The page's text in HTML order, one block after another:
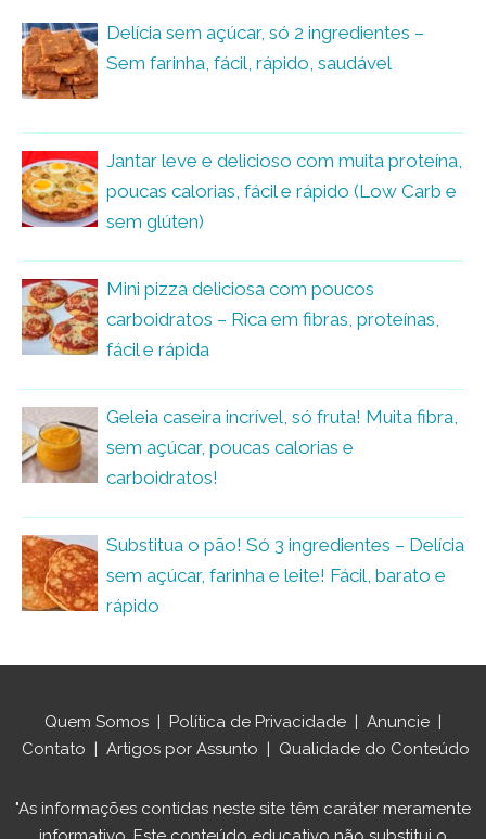
Delícia sem açúcar, só 2 ingredientes –
Sem farinha, fácil, rápido, saudável
Jantar leve e delicioso com muita proteína,
poucas calorias, fácil e rápido (Low Carb e
sem glúten)
Mini pizza deliciosa com poucos
carboidratos – Rica em fibras, proteínas,
fácil e rápida
Geleia caseira incrível, só fruta! Muita fibra,
sem açúcar, poucas calorias e
carboidratos!
Substitua o pão! Só 3 ingredientes – Delícia
sem açúcar, farinha e leite! Fácil, barato e
rápido
Quem Somos Política de Privacidade Anuncie
Contato
Artigos por Assunto Qualidade do Conteúdo
"As informações contidas neste site têm caráter meramente